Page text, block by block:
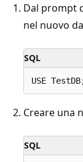
Dal prompt
nel nuovo
SQL
Creare una
SQL